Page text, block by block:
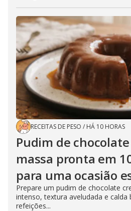
RECEITAS DE PESO / HÁ 10 HORAS
Pudim de
massa pronta em
para uma ocasião
Prepare um pudim de chocolate
intenso, textura aveludada e calda
refeições...